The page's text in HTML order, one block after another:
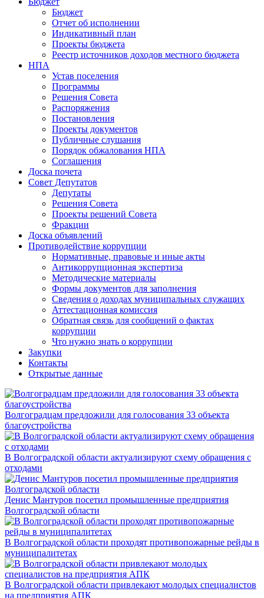
Бюджет
Отчет об исполнении
Индикативный план
Проекты бюджета
Реестр источников доходов местного бюджета
НПА
Устав поселения
Программы
Решения Совета
Распоряжения
Постановления
Проекты документов
Публичные слушания
Порядок обжалования НПА
Соглашения
Доска почета
Совет Депутатов
Депутаты
Решения Совета
Проекты решений Совета
Фракции
Доска объявлений
Противодействие коррупции
Нормативные, правовые и иные акты
Антикоррупционная экспертиза
Методические материалы
Формы документов для заполнения
Сведения о доходах муниципальных служащих
Аттестационная комиссия
Обратная связь для сообщений о фактах
коррупции
Что нужно знать о коррупции
Закупки
Контакты
Открытые данные
Волгоградцам предложили для голосования 33 объекта
благоустройства
В Волгоградской области актуализируют схему обращения с
отходами
Денис Мантуров посетил промышленные предприятия
Волгоградской области
В Волгоградской области проходят противопожарные рейды в
муниципалитетах
В Волгоградской области привлекают молодых специалистов
на предприятия АПК